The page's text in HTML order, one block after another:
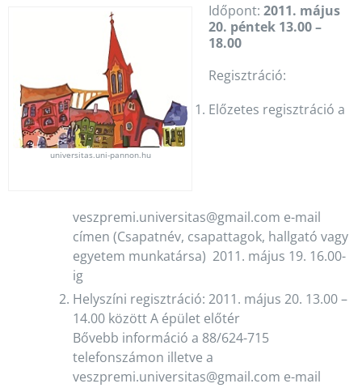
universitas.uni-pannon.hu
Időpont: 2011. május
20. péntek 13.00 –
18.00
Regisztráció:
Előzetes regisztráció a
veszpremi.universitas@gmail.com e-mail
címen (Csapatnév, csapattagok, hallgató vagy
egyetem munkatársa) 2011. május 19. 16.00-
ig
Helyszíni regisztráció: 2011. május 20. 13.00 –
14.00 között A épület előtér
Bővebb információ a 88/624-715
telefonszámon illetve a
veszpremi.universitas@gmail.com e-mail